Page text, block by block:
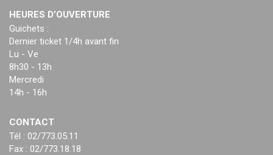
HEURES D’OUVERTURE
Guichets :
Dernier ticket 1/4h avant fin
Lu - Ve
8h30 - 13h
Mercredi
14h - 16h
CONTACT
Tél : 02/773.05.11
Fax : 02/773.18.18